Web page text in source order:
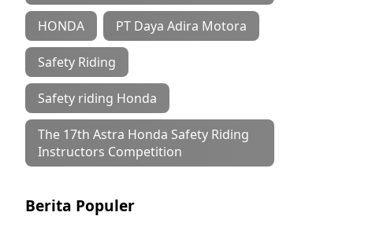
HONDA PT Daya Adira Motora
Safety Riding
Safety riding Honda
The 17th Astra Honda Safety Riding
Instructors Competition
Berita Populer